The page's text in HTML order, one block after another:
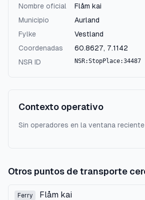
Nombre oficial
Flåm kai
Municipio
Aurland
Fylke
Vestland
Coordenadas
60.8627, 7.1142
NSR ID
NSR:StopPlace:34487
Contexto operativo
Sin operadores en la ventana
Otros puntos de transporte
Ferry Flåm kai